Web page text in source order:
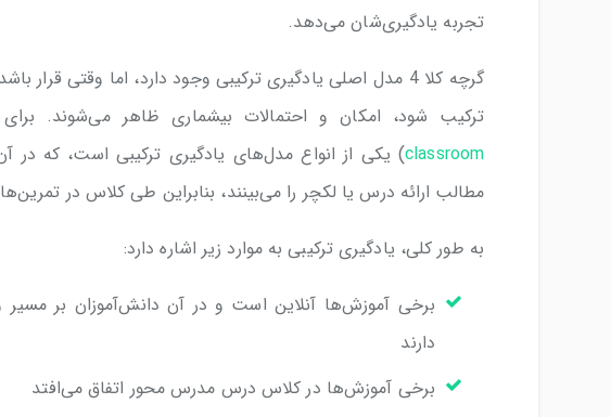
تجربه یادگیری‌شان می‌دهد.
گرچه کلا 4 مدل اصلی یادگیری ترکیبی وجود دارد، اما وقتی
ترکیب شود، امکان و احتمالات بیشماری ظاهر می‌شوند.
classroom) یکی از انواع مدل‌های یادگیری ترکیبی است، که در
مطالب ارائه درس یا لکچر را می‌بینند، بنابراین طی کلاس در
به طور کلی، یادگیری ترکیبی به موارد زیر اشاره دارد:
برخی آموزش‌ها آنلاین است و در آن دانش‌آموزان بر
دارند
برخی آموزش‌ها در کلاس درس مدرس محور اتفاق می‌افتد